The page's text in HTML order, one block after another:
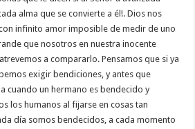
alma que se convierte a él!. Dios nos
infinito amor imposible de medir de uno
que nosotros en nuestra inocente
a compararlo. Pensamos que si ya
exigir bendiciones, y antes que
cuando un hermano es bendecido y
los humanos al fijarse en cosas tan
día somos bendecidos, a cada momento